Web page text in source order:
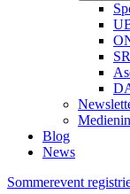
Blog
News
Sommerevent